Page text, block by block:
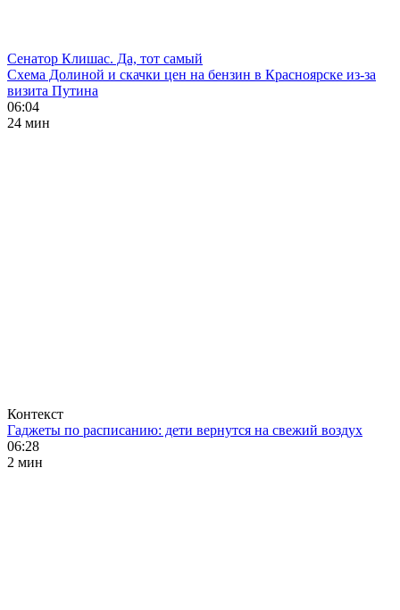
Сенатор Клишас. Да, тот самый
Схема Долиной и скачки цен на бензин в Красноярске из-за
визита Путина
06:04
24 мин
Контекст
Гаджеты по расписанию: дети вернутся на свежий воздух
06:28
2 мин